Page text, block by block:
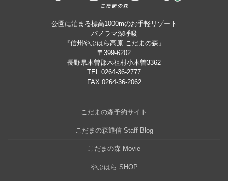
公園に泊まる標高1000mのお手軽リゾート
パノラマ深呼吸
『信州やぶはら高原 こだまの森』
〒399-6202
長野県木曽郡木祖村小木曽3362
TEL 0264-36-2777
FAX 0264-36-2062
こだまの森予約サイト
こだまの森通信 Staff Blog
こだまの森 Movie
やぶはら SHOP